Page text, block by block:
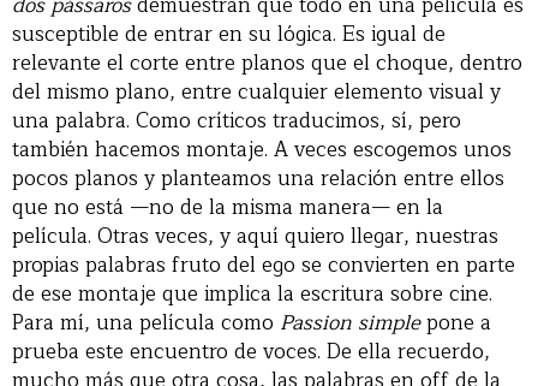
susceptible de entrar en su lógica. Es igual de
relevante el corte entre planos que el choque, dentro
del mismo plano, entre cualquier elemento visual y
una palabra. Como críticos traducimos, sí, pero
también hacemos montaje. A veces escogemos unos
pocos planos y planteamos una relación entre ellos
que no está —no de la misma manera— en la
película. Otras veces, y aquí quiero llegar, nuestras
propias palabras fruto del ego se convierten en parte
de ese montaje que implica la escritura sobre cine.
Para mí, una película como Passion simplepone a
prueba este encuentro de voces. De ella recuerdo,